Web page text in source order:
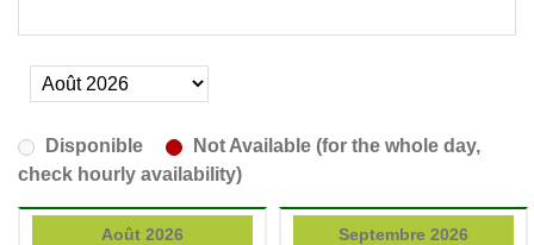
Disponible
Not Available (for the whole day,
check hourly availability)
Août 2026 Septembre 2026